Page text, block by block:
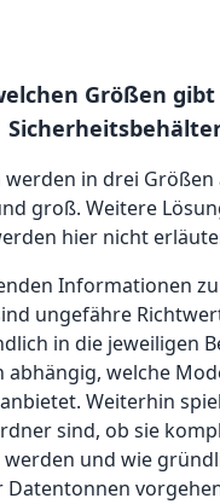
Größen gibt
in drei Größen
groß. Weitere
hier nicht
Informationen
ungefähre
in die jeweiligen
abhängig, welche
Weiterhin
sind, ob sie
und wie
Datentonnen